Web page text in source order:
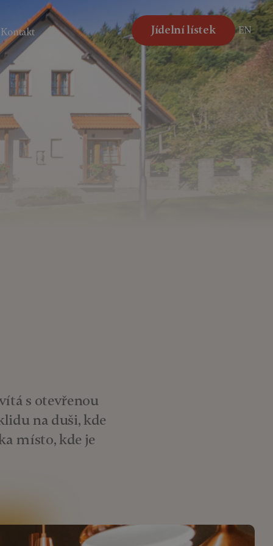
Kontakt Jídelní lístek EN
s otevřenou
na duši, kde
místo, kde je